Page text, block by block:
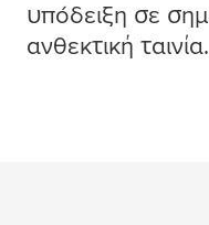
υπόδειξη σε σημ
ανθεκτική ταινία.